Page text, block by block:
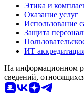
Этика и
Оказание услуг
Использование
Защита
ИТ
На информационном
сведений,